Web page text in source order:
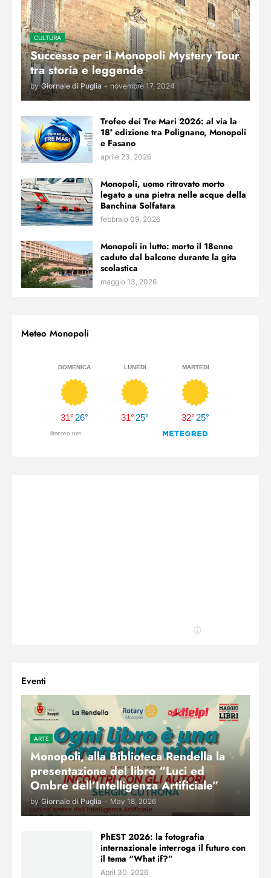
CULTURA
Successo per il Monopoli Mystery Tour
tra storia e leggende
by Giornale di Puglia - novembre 17, 2024
Trofeo dei Tre Mari 2026: al via la
18ª edizione tra Polignano, Monopoli
e Fasano
aprile 23, 2026
Monopoli, uomo ritrovato morto
legato a una pietra nelle acque della
Banchina Solfatara
febbraio 09, 2026
Monopoli in lutto: morto il 18enne
caduto dal balcone durante la gita
scolastica
maggio 13, 2026
Meteo Monopoli
Eventi
ARTE
Monopoli, alla Biblioteca Rendella la
presentazione del libro “Luci ed
Ombre dell’Intelligenza Artificiale”
by Giornale di Puglia - May 18, 2026
PhEST 2026: la fotografia
internazionale interroga il futuro con
il tema “What if?”
April 30, 2026